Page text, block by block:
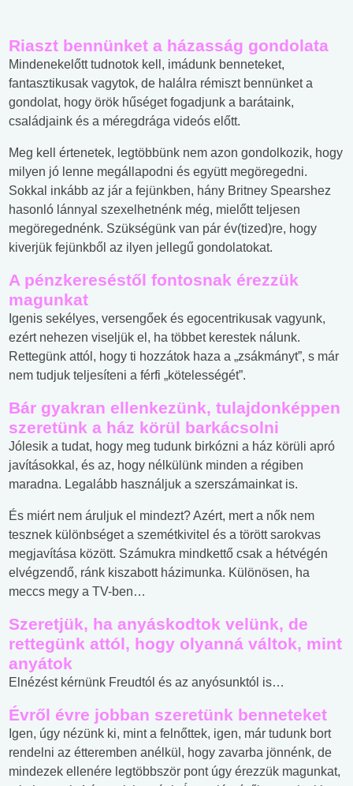
Riaszt bennünket a házasság gondolata
Mindenekelőtt tudnotok kell, imádunk benneteket,
fantasztikusak vagytok, de halálra rémiszt bennünket a
gondolat, hogy örök hűséget fogadjunk a barátaink,
családjaink és a méregdrága videós előtt.
Meg kell értenetek, legtöbbünk nem azon gondolkozik, hogy
milyen jó lenne megállapodni és együtt megöregedni.
Sokkal inkább az jár a fejünkben, hány Britney Spearshez
hasonló lánnyal szexelhetnénk még, mielőtt teljesen
megöregednénk. Szükségünk van pár év(tized)re, hogy
kiverjük fejünkből az ilyen jellegű gondolatokat.
A pénzkereséstől fontosnak érezzük
magunkat
Igenis sekélyes, versengőek és egocentrikusak vagyunk,
ezért nehezen viseljük el, ha többet kerestek nálunk.
Rettegünk attól, hogy ti hozzátok haza a „zsákmányt”, s már
nem tudjuk teljesíteni a férfi „kötelességét”.
Bár gyakran ellenkezünk, tulajdonképpen
szeretünk a ház körül barkácsolni
Jólesik a tudat, hogy meg tudunk birkózni a ház körüli apró
javításokkal, és az, hogy nélkülünk minden a régiben
maradna. Legalább használjuk a szerszámainkat is.
És miért nem áruljuk el mindezt? Azért, mert a nők nem
tesznek különbséget a szemétkivitel és a törött sarokvas
megjavítása között. Számukra mindkettő csak a hétvégén
elvégzendő, ránk kiszabott házimunka. Különösen, ha
meccs megy a TV-ben…
Szeretjük, ha anyáskodtok velünk, de
rettegünk attól, hogy olyanná váltok, mint
anyátok
Elnézést kérnünk Freudtól és az anyósunktól is…
Évről évre jobban szeretünk benneteket
Igen, úgy nézünk ki, mint a felnőttek, igen, már tudunk bort
rendelni az étteremben anélkül, hogy zavarba jönnénk, de
mindezek ellenére legtöbbször pont úgy érezzük magunkat,